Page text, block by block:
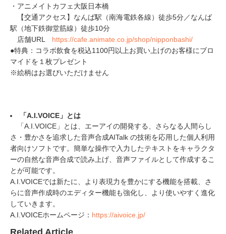
・アニメイトカフェ大阪日本橋
【交通アクセス】なんば駅（南海電鉄各線）徒歩5分／なんば
駅（地下鉄御堂筋線）徒歩10分
店舗URL https://cafe.animate.co.jp/shop/nipponbashi/
●特典：コラボ飲食を税込1100円以上お買い上げのお客様にブロ
マイドを１枚プレゼント
※絵柄はお選びいただけません
「A.I.VOICE」とは
「A.I.VOICE」とは、エーアイの開発する、さらなる人間らし
さ・豊かさを追求した音声合成AITalk の技術を応用した個人利用
者向けソフトです。簡単な操作で入力したテキストをキャラクタ
ーの自然な音声合成で読み上げ、音声ファイルとして作成するこ
とが可能です。
A.I.VOICEでは新たに、より表現力を豊かにする機能を搭載、さ
らに音声作成時のエディター機能も強化し、より使いやすく進化
していきます。
A.I.VOICEホームページ： https://aivoice.jp/